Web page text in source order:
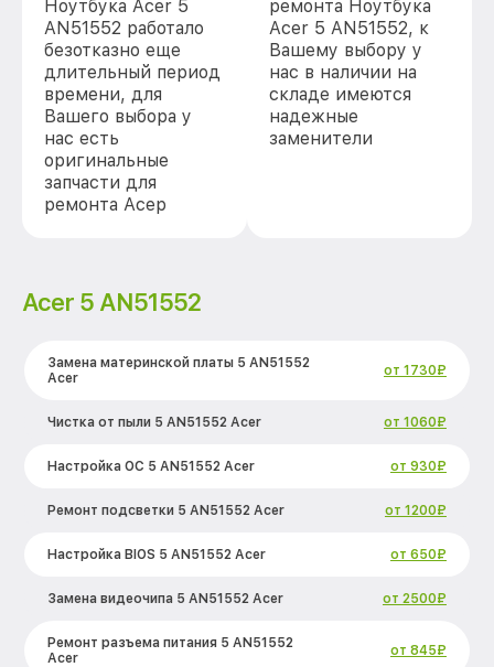
Ноутбука Acer 5
AN51552 работало
безотказно еще
длительный период
времени, для
Вашего выбора у
нас есть
оригинальные
запчасти для
ремонта Асер
ремонта Ноутбука
Acer 5 AN51552, к
Вашему выбору у
нас в наличии на
складе имеются
надежные
заменители
Acer 5 AN51552
Замена материнской платы 5 AN51552
Acer
от 1730₽
Чистка от пыли 5 AN51552 Acer от 1060₽
Настройка ОС 5 AN51552 Acer от 930₽
Ремонт подсветки 5 AN51552 Acer от 1200₽
Настройка BIOS 5 AN51552 Acer от 650₽
Замена видеочипа 5 AN51552 Acer от 2500₽
Ремонт разъема питания 5 AN51552
Acer
от 845₽